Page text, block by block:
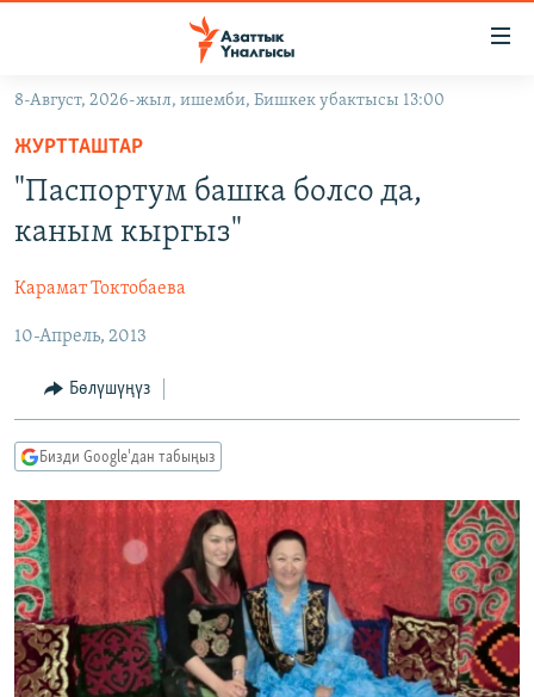
Навигацияга
өтүңүз
Издөөгө
салыңыз
КЫРГЫЗСТАН
КЫРГЫЗСТАН
ЭКОНОМИКА
МАДАНИЯТ
БОРБОР АЗИЯ
АТАЙЫН ИЛИКТӨӨ
ТВ ПРОГРАММАЛАР
БҮГҮН АЗАТТЫКТА
БИЗ ЖАНА ДҮЙНӨ
ДАНИСТЕ
ЭЖЕ-СИҢДИЛЕР
АЗАТТЫК+
ЫҢГАЙСЫЗ СУРООЛОР
ПОДКАСТ
ӨЗГӨЧӨ ПИКИР
ОНЛАЙН ШЕРИНЕ
8-Август, 2026-жыл, ишемби, Бишкек убактысы 13:00
ЖУРТТАШТАР
"Паспортум башка болсо да,
каным кыргыз"
Карамат Токтобаева
10-Апрель, 2013
Бөлүшүңүз
Бизди Google'дан табыңыз